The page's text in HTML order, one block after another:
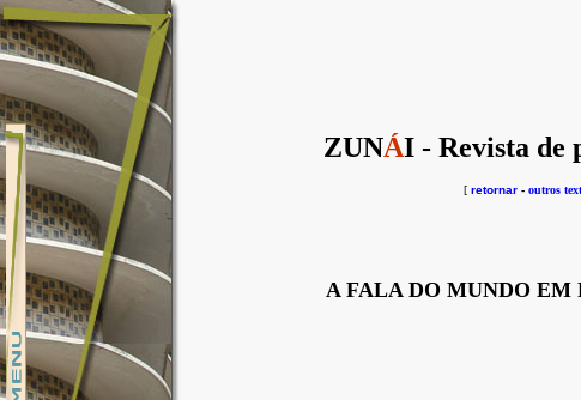
ZUNÁI - Revista de
[ retornar - outros
A FALA DO MUNDO EM